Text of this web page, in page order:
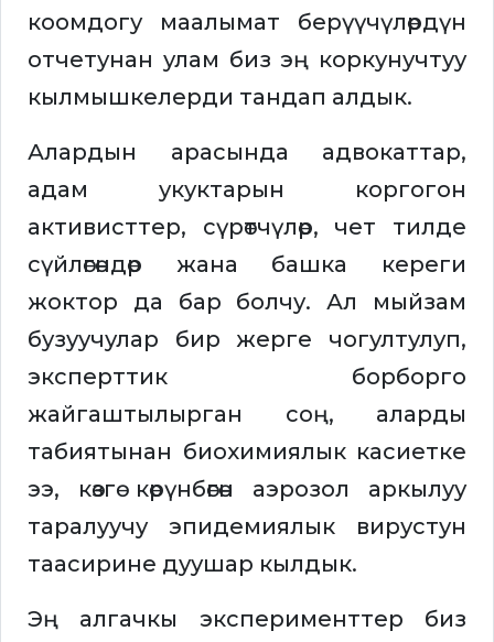
коомдогу маалымат берүүчүлөрдүн
отчетунан улам биз эң коркунучтуу
кылмышкелерди тандап алдык.
Алардын арасында адвокаттар,
адам укуктарын коргогон
активисттер, сүрөтчүлөр, чет тилде
сүйлөгөндөр жана башка кереги
жоктор да бар болчу. Ал мыйзам
бузуучулар бир жерге чогултулуп,
эксперттик борборго
жайгаштылырган соң, аларды
табиятынан биохимиялык касиетке
ээ, көзгө көрүнбөгөн аэрозол аркылуу
таралуучу эпидемиялык вирустун
таасирине дуушар кылдык.
Эң алгачкы эксперименттер биз